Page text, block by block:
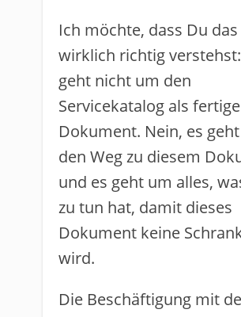
Ich möchte, dass Du das
wirklich richtig
geht nicht um den
Servicekatalog als
Dokument. Nein, es
den Weg zu diesem
und es geht um alles,
zu tun hat, damit dieses
Dokument keine
wird.
Die Beschäftigung mit